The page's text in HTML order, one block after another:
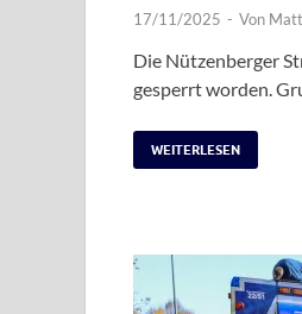
17/11/2025 - Von
Die Nützenberger
gesperrt worden.
WEITERLESEN